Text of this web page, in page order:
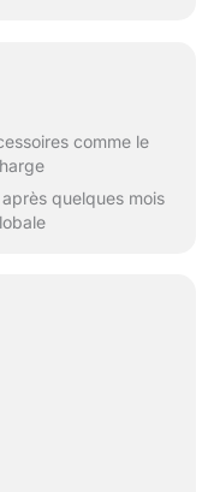
comme le
quelques mois